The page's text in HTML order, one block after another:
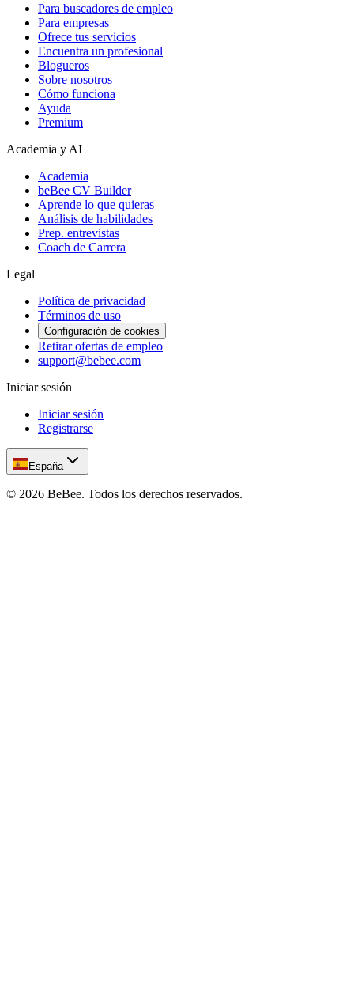
Para buscadores de empleo
Para empresas
Ofrece tus servicios
Encuentra un profesional
Blogueros
Sobre nosotros
Cómo funciona
Ayuda
Premium
Academia y AI
Academia
beBee CV Builder
Aprende lo que quieras
Análisis de habilidades
Prep. entrevistas
Coach de Carrera
Legal
Política de privacidad
Términos de uso
Configuración de cookies
Retirar ofertas de empleo
support@bebee.com
Iniciar sesión
Iniciar sesión
Registrarse
España
© 2026 BeBee. Todos los derechos reservados.